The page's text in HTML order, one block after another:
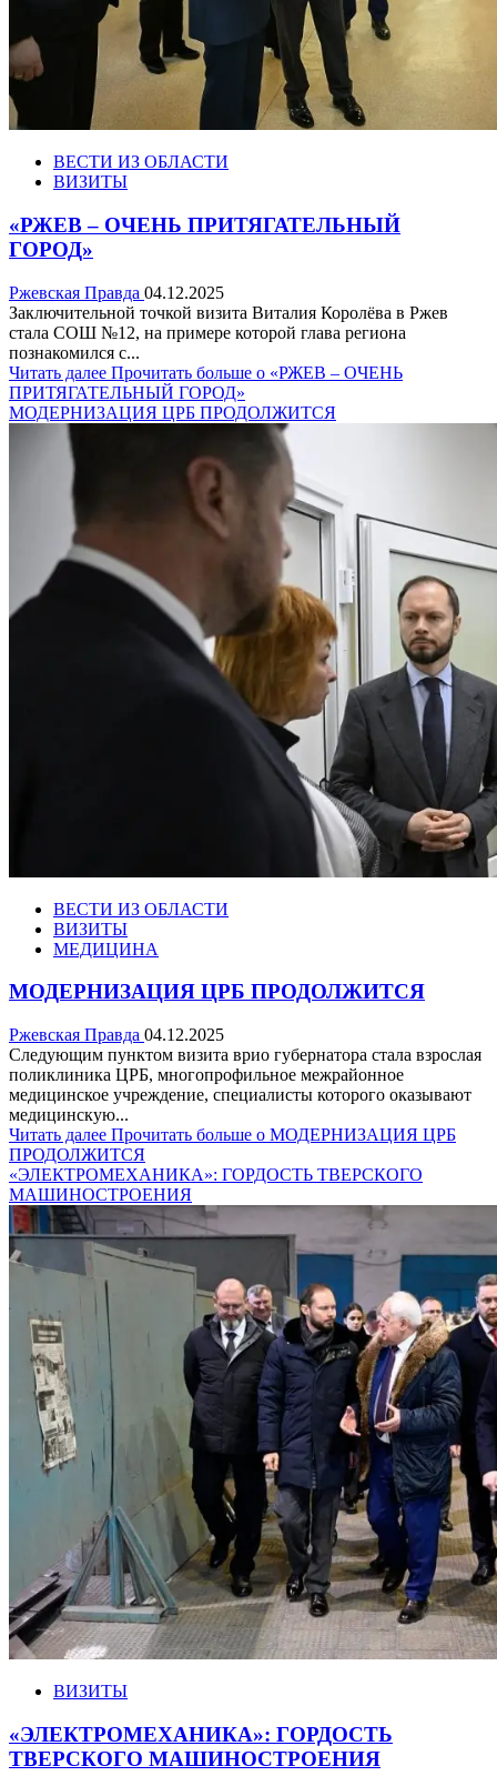
ВЕСТИ ИЗ ОБЛАСТИ
ВИЗИТЫ
«РЖЕВ – ОЧЕНЬ ПРИТЯГАТЕЛЬНЫЙ
ГОРОД»
Ржевская Правда 04.12.2025
Заключительной точкой визита Виталия Королёва в Ржев
стала СОШ №12, на примере которой глава региона
познакомился с...
Читать далее Прочитать больше о «РЖЕВ – ОЧЕНЬ
ПРИТЯГАТЕЛЬНЫЙ ГОРОД»
МОДЕРНИЗАЦИЯ ЦРБ ПРОДОЛЖИТСЯ
ВЕСТИ ИЗ ОБЛАСТИ
ВИЗИТЫ
МЕДИЦИНА
МОДЕРНИЗАЦИЯ ЦРБ ПРОДОЛЖИТСЯ
Ржевская Правда 04.12.2025
Следующим пунктом визита врио губернатора стала взрослая
поликлиника ЦРБ, многопрофильное межрайонное
медицинское учреждение, специалисты которого оказывают
медицинскую...
Читать далее Прочитать больше о МОДЕРНИЗАЦИЯ ЦРБ
ПРОДОЛЖИТСЯ
«ЭЛЕКТРОМЕХАНИКА»: ГОРДОСТЬ ТВЕРСКОГО
МАШИНОСТРОЕНИЯ
ВИЗИТЫ
«ЭЛЕКТРОМЕХАНИКА»: ГОРДОСТЬ
ТВЕРСКОГО МАШИНОСТРОЕНИЯ